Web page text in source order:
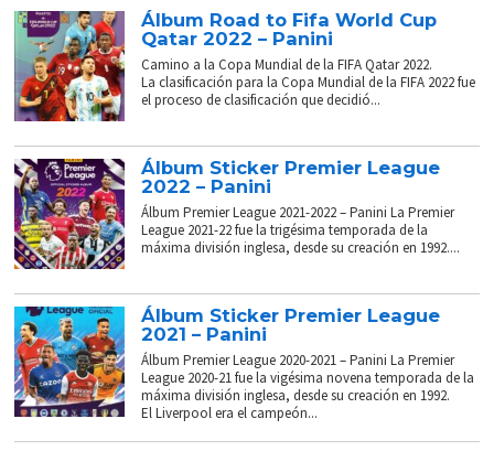
Álbum Road to Fifa World Cup
Qatar 2022 – Panini
Camino a la Copa Mundial de la FIFA Qatar 2022.
La clasificación para la Copa Mundial de la FIFA 2022 fue
el proceso de clasificación que decidió...
Álbum Sticker Premier League
2022 – Panini
Álbum Premier League 2021-2022 – Panini La Premier
League 2021-22 fue la trigésima temporada de la
máxima división inglesa, desde su creación en 1992....
Álbum Sticker Premier League
2021 – Panini
Álbum Premier League 2020-2021 – Panini La Premier
League 2020-21 fue la vigésima novena temporada de la
máxima división inglesa, desde su creación en 1992.
El Liverpool era el campeón...